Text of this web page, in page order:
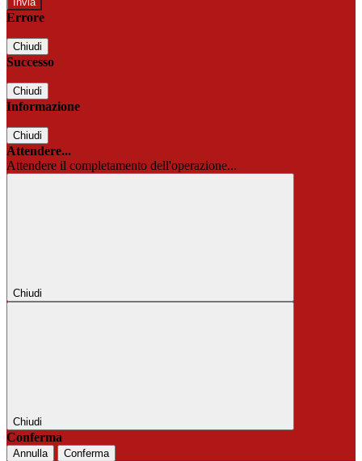
Errore
Chiudi
Successo
Chiudi
Informazione
Chiudi
Attendere...
Attendere il completamento dell'operazione...
Chiudi
Chiudi
Conferma
Annulla Conferma